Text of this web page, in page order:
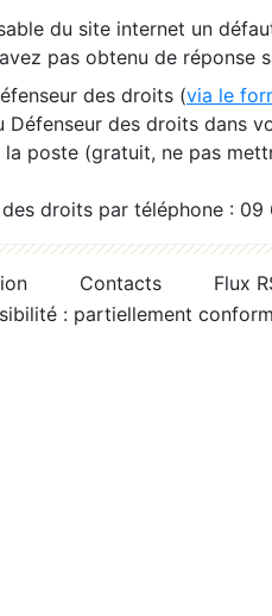
du site internet un
pas obtenu de réponse
des droits (via le
Défenseur des droits dans
poste (gratuit, ne pas
droits par téléphone :
Contacts
Flux
: partiellement